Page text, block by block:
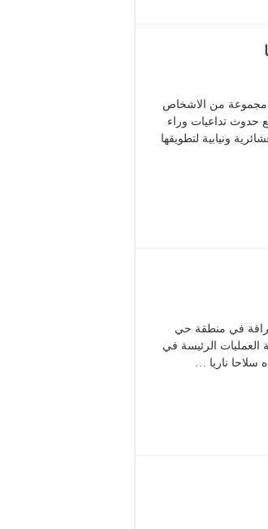
مجموعة من الاشخاص
تداعيات وراء
ونيابية لتطويقها
في منطقة حي
العمليات الرئيسة في
ناريا …